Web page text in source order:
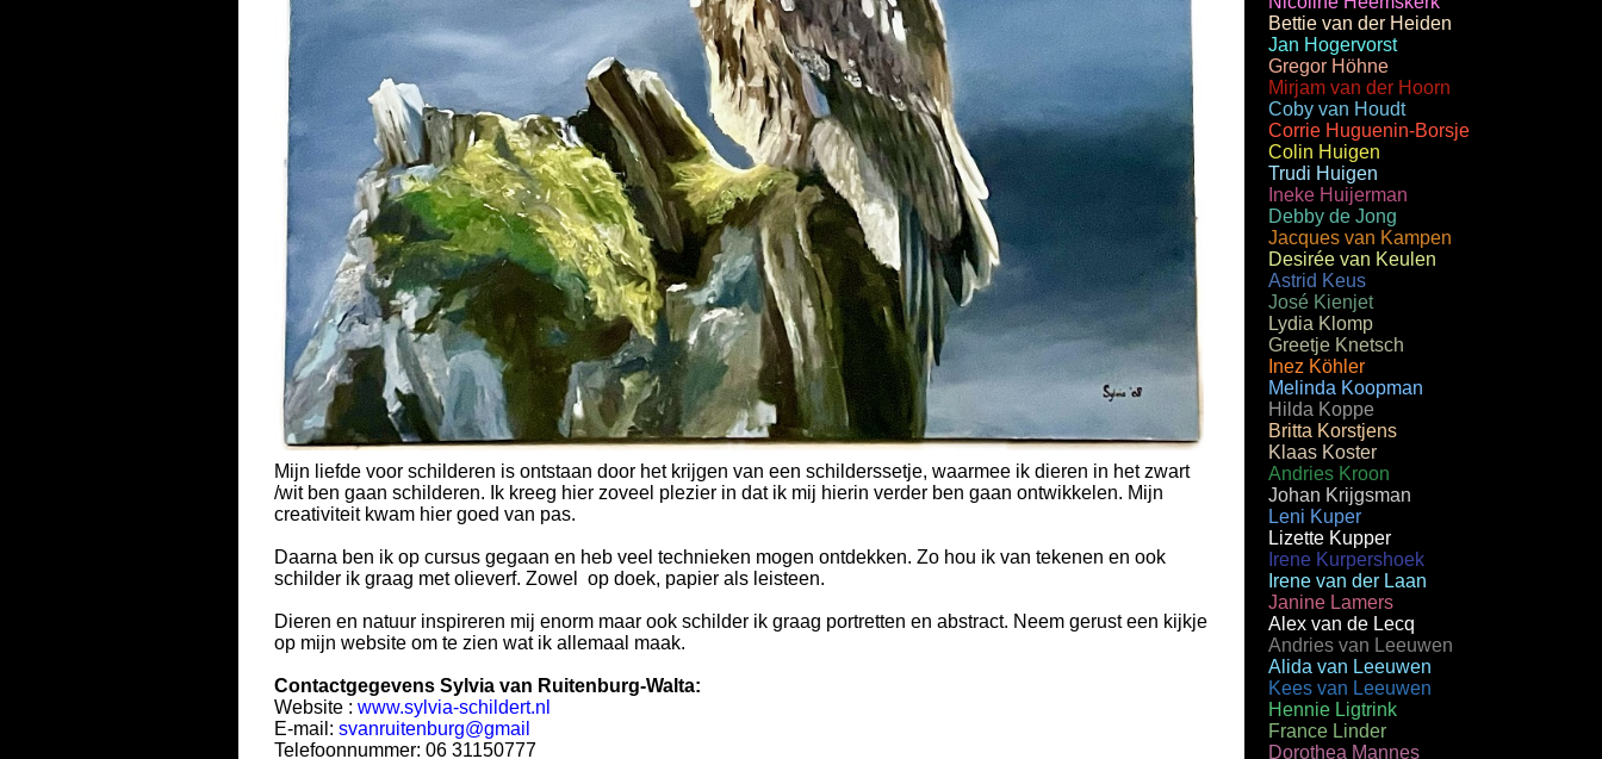
Mijn liefde voor schilderen is ontstaan door het krijgen van een schilderssetje, waarmee ik dieren in het zwart
/wit ben gaan schilderen. Ik kreeg hier zoveel plezier in dat ik mij hierin verder ben gaan ontwikkelen. Mijn
creativiteit kwam hier goed van pas.
Daarna ben ik op cursus gegaan en heb veel technieken mogen ontdekken. Zo hou ik van tekenen en ook
schilder ik graag met olieverf. Zowel op doek, papier als leisteen.
Dieren en natuur inspireren mij enorm maar ook schilder ik graag portretten en abstract. Neem gerust een kijkje
op mijn website om te zien wat ik allemaal maak.
Contactgegevens Sylvia van Ruitenburg-Walta:
Website : www.sylvia-schildert.nl
E-mail: svanruitenburg@gmail
Telefoonnummer: 06 31150777
Bettie van der Heiden
Jan Hogervorst
Gregor Höhne
Mirjam van der Hoorn
Coby van Houdt
Corrie Huguenin-Borsje
Colin Huigen
Trudi Huigen
Ineke Huijerman
Debby de Jong
Jacques van Kampen
Desirée van Keulen
Astrid Keus
José Kienjet
Lydia Klomp
Greetje Knetsch
Inez Köhler
Melinda Koopman
Hilda Koppe
Britta Korstjens
Klaas Koster
Andries Kroon
Johan Krijgsman
Leni Kuper
Lizette Kupper
Irene Kurpershoek
Irene van der Laan
Janine Lamers
Alex van de Lecq
Andries van Leeuwen
Alida van Leeuwen
Kees van Leeuwen
Hennie Ligtrink
France Linder
Dorothea Mannes